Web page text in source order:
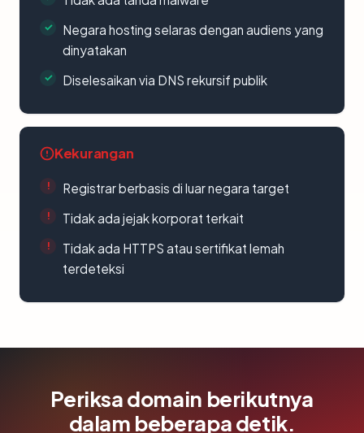
Negara hosting selaras dengan audiens yang
dinyatakan
Diselesaikan via DNS rekursif publik
Kekurangan
Registrar berbasis di luar negara target
Tidak ada jejak korporat terkait
Tidak ada HTTPS atau sertifikat lemah
terdeteksi
Periksa domain berikutnya
dalam beberapa detik.